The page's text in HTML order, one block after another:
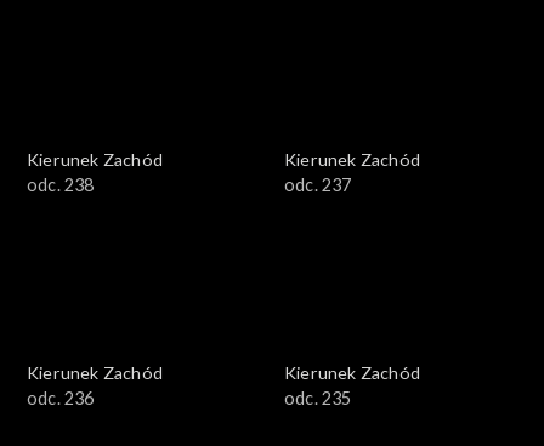
Kierunek Zachód
odc. 238
Kierunek Zachód
odc. 237
Kierunek Zachód
odc. 236
Kierunek Zachód
odc. 235